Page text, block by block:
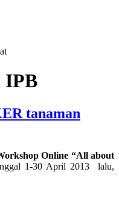
IPB
tanaman
Online “All about
1-30 April 2013 lalu,